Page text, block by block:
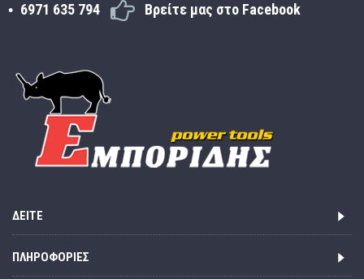
6971 635 794 Βρείτε μας στο Facebook
ΔΕΊΤΕ
ΠΛΗΡΟΦΟΡΊΕΣ